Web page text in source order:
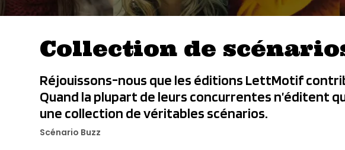
Collection de
Réjouissons-nous que les éditions LettMotif
Quand la plupart de leurs concurrentes n’éditent
une collection de véritables scénarios.
Scénario Buzz